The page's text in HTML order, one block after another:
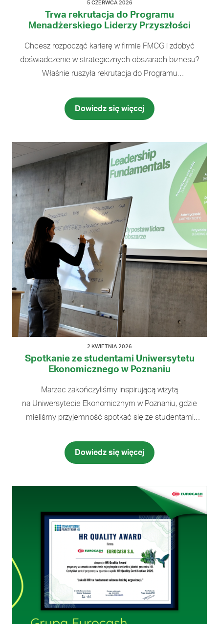
5 CZERWCA 2026
Trwa rekrutacja do Programu
Menadżerskiego Liderzy Przyszłości
Chcesz rozpocząć karierę w firmie FMCG i zdobyć
doświadczenie w strategicznych obszarach biznesu?
Właśnie ruszyła rekrutacja do Programu
Eurocash. Program został stworzony z myślą
o ambitnych osobach, które chcą rozwijać swoje
funkcjonowanie biznesu od środa oraz budować swoją
ścieżkę kariery. Uczestnicy programu realizują projekty
i zadania dopasowane do swoich kompetencji
oraz zainteresowań, rozwijając …
Dowiedz się więcej
2 KWIETNIA 2026
Spotkanie ze studentami Uniwersytetu
Ekonomicznego w Poznaniu
Marzec zakończyliśmy inspirującą wizytą
na Uniwersytecie Ekonomicznym w Poznaniu, gdzie
mieliśmy przyjemność spotkać się ze studentami
Wydarzenie było doskonała okazją do wymiany
doświadczeń oraz przedstawienia możliwości rozwoju
opowiedziała o tym, jak wygląda przywództwo w Grupie
Eurocash oraz jakie działania realizujemy w obszarze
rozwoju liderów. Studenci mieli możliwość dowiedzieć
Dowiedz się więcej